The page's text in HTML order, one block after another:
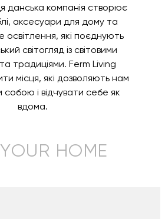
данська компанія створює
аксесуари для дому та
освітлення, які поєднують
світогляд із світовими
традиціями. Ferm Living
місця, які дозволяють нам
і відчувати себе як
вдома.
HOME